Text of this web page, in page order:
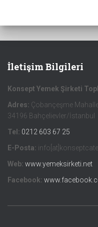
İletişim Bilgileri
Konsept Yemek Şirketi
Adres: Çobançeşme
34196 Bahçelievler/İstanbul
Tel: 0212 603 67 25
E-Posta:
Web: www.yemeksirketi.net
Facebook: